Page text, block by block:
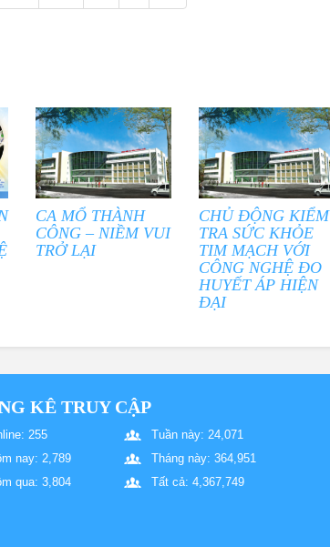
CA MỔ THÀNH
CÔNG – NIỀM VUI
TRỞ LẠI
CHỦ ĐỘNG KIỂM
TRA SỨC KHỎE
TIM MẠCH VỚI
CÔNG NGHỆ ĐO
HUYẾT ÁP HIỆN
ĐẠI
KÊ TRUY CẬP
255
nay: 2,789
qua: 3,804
Tuần này: 24,071
Tháng này: 364,951
Tất cả: 4,367,749